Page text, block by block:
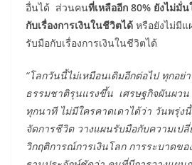
อื่นได้ ส่วนคนที่เหลืออีก 80% ยังไม่มั่
กับเรื่องการเงินในชีวิตได้ หรือยังไม่มีแ
รับมือกับเรื่องการเงินในชีวิตได้
“โลกวันนี้ไม่เหมือนเดิมอีกต่อไป ทุกอย่
ธรรมชาติรุนแรงขึ้น เศรษฐกิจผันผวน
ทุกนาที ไม่มีใครคาดเดาได้ว่า วันพรุ่ง
จัดการชีวิต วางแผนรับมือกับความเป
วิกฤติการณ์การเงินโลก การระบาดขอ